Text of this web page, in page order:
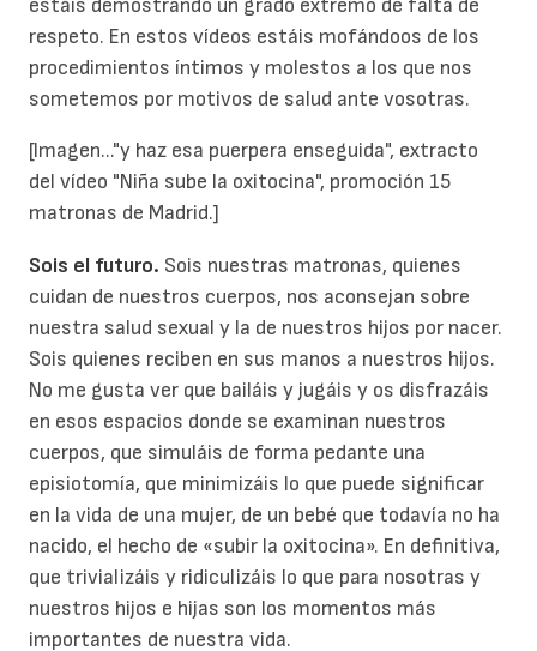
respeto. En estos vídeos estáis mofándoos de los
procedimientos íntimos y molestos a los que nos
sometemos por motivos de salud ante vosotras.
[Imagen..."y haz esa puerpera enseguida", extracto
del vídeo "Niña sube la oxitocina", promoción 15
matronas de Madrid.]
Sois el futuro. Sois nuestras matronas, quienes
cuidan de nuestros cuerpos, nos aconsejan sobre
nuestra salud sexual y la de nuestros hijos por nacer.
Sois quienes reciben en sus manos a nuestros hijos.
No me gusta ver que bailáis y jugáis y os disfrazáis
en esos espacios donde se examinan nuestros
cuerpos, que simuláis de forma pedante una
episiotomía, que minimizáis lo que puede significar
en la vida de una mujer, de un bebé que todavía no ha
nacido, el hecho de «subir la oxitocina». En definitiva,
que trivializáis y ridiculizáis lo que para nosotras y
nuestros hijos e hijas son los momentos más
importantes de nuestra vida.